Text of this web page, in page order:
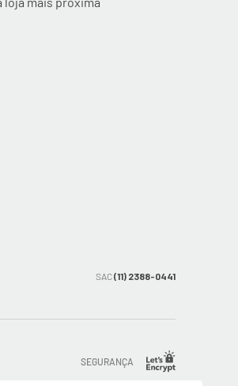
SAC(11) 2388-0441
SEGURANÇA